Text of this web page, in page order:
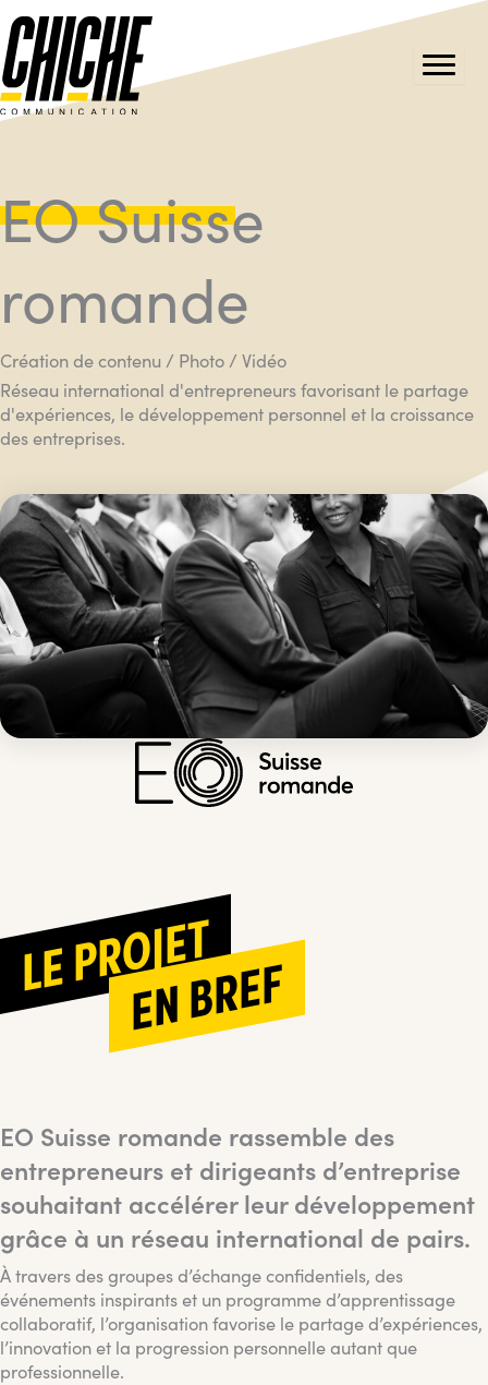
Aller
au
contenu
EO Suisse
romande
Création de contenu / Photo / Vidéo
Réseau international d'entrepreneurs favorisant le partage
d'expériences, le développement personnel et la croissance
des entreprises.
LE PROJETEN BREF
EO Suisse romande rassemble des
entrepreneurs et dirigeants d’entreprise
souhaitant accélérer leur développement
grâce à un réseau international de pairs.
À travers des groupes d’échange confidentiels, des
événements inspirants et un programme d’apprentissage
collaboratif, l’organisation favorise le partage d’expériences,
l’innovation et la progression personnelle autant que
professionnelle.